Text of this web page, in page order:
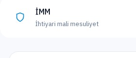
İMM
İhtiyari mali mesuliyet